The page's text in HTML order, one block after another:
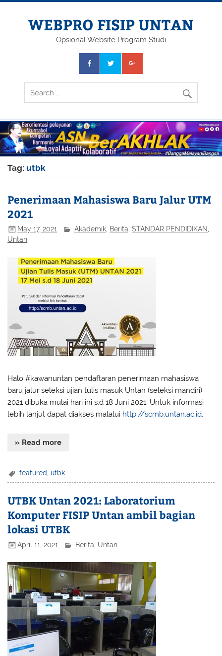
Skip
WEBPRO FISIP UNTAN
Opsional Website Program Studi
Tag: utbk
Penerimaan Mahasiswa Baru Jalur UTM
2021
May 17, 2021 Akademik Berita ,STANDAR PENDIDIKAN
Untan
Halo #kawanuntan pendaftaran penerimaan mahasiswa
baru jalur seleksi ujian tulis masuk Untan (seleksi mandiri)
2021 dibuka mulai hari ini s.d 18 Juni 2021. Untuk informasi
lebih lanjut dapat diakses malalui http://scmb.untan.ac.id.
» Read more
featured utbk
UTBK Untan 2021: Laboratorium
Komputer FISIP Untan ambil bagian
lokasi UTBK
April 11, 2021 Berita Untan